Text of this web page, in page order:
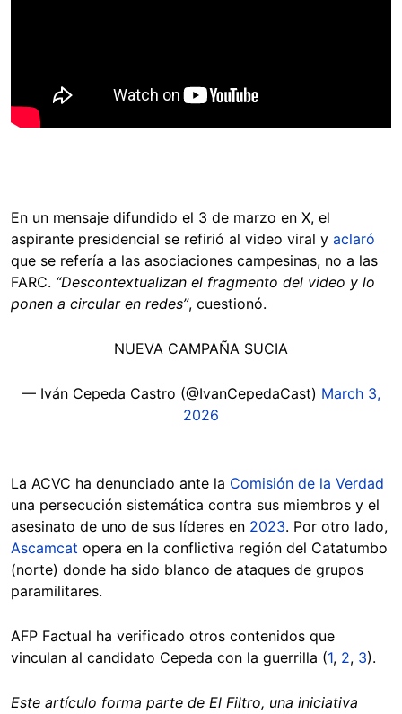
En un mensaje difundido el 3 de marzo en X, el
aspirante presidencial se refirió al video viral y aclaró
que se refería a las asociaciones campesinas, no a las
FARC. “Descontextualizan el fragmento del video y lo
ponen a circular en redes”, cuestionó.
NUEVA CAMPAÑA SUCIA
— Iván Cepeda Castro (@IvanCepedaCast) March 3,
2026
La ACVC ha denunciado ante la Comisión de la Verdad
una persecución sistemática contra sus miembros y el
asesinato de uno de sus líderes en 2023. Por otro lado,
Ascamcat opera en la conflictiva región del Catatumbo
(norte) donde ha sido blanco de ataques de grupos
paramilitares.
AFP Factual ha verificado otros contenidos que
vinculan al candidato Cepeda con la guerrilla (1, 2, 3).
Este artículo forma parte de El Filtro, una iniciativa